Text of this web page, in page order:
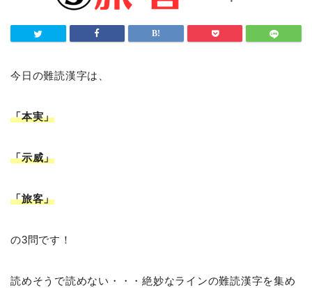
今日の難読漢字は、
「本実」
「示威」
「旅客」
の3問です！
読めそうで読めない・・・絶妙なラインの難読漢字を集め